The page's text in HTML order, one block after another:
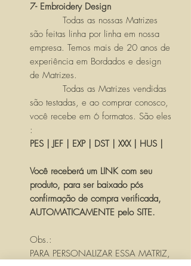
7- Embroidery Design
Todas as nossas Matrizes
são feitas linha por linha em nossa
empresa. Temos mais de 20 anos de
experiência em Bordados e design
de Matrizes.
Todas as Matrizes vendidas
são testadas, e ao comprar conosco,
você recebe em 6 formatos. São eles
:
PES | JEF | EXP | DST | XXX | HUS |
Você receberá um LINK com seu
produto, para ser baixado pós
confirmação de compra verificada,
AUTOMATICAMENTE pelo SITE.
Obs.:
PARA PERSONALIZAR ESSA MATRIZ,